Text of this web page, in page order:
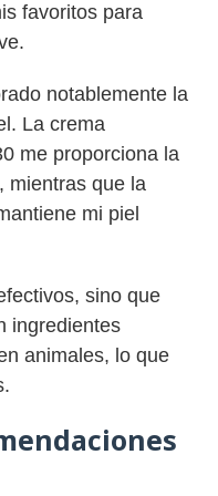
favoritos para
notablemente la
La crema
me proporciona la
mientras que la
mi piel
sino que
ingredientes
animales, lo que